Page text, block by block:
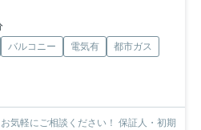
バルコニー 電気有
都市ガス
相談ください！ 保証人・初期